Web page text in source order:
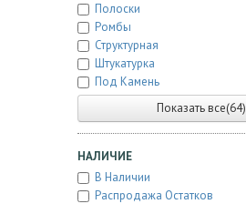
Полоски
Ромбы
Структурная
Штукатурка
Под Камень
Показать все(64)
НАЛИЧИЕ
В Наличии
Распродажа Остатков